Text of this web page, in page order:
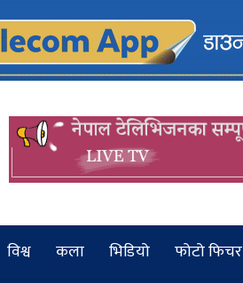
विश्व कला भिडियो फोटो फिचर